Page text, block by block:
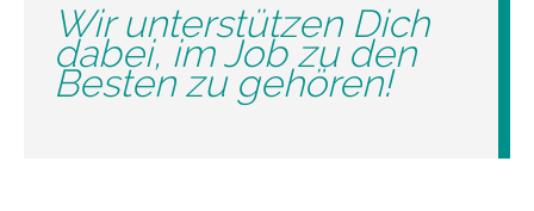
Wir unterstützen Dich
dabei, im Job zu den
Besten zu gehören!